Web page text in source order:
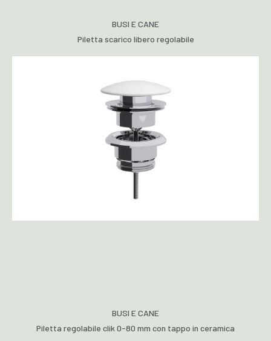
BUSI E CANE
Piletta scarico libero regolabile
BUSI E CANE
Piletta regolabile clik 0-80 mm con tappo in ceramica